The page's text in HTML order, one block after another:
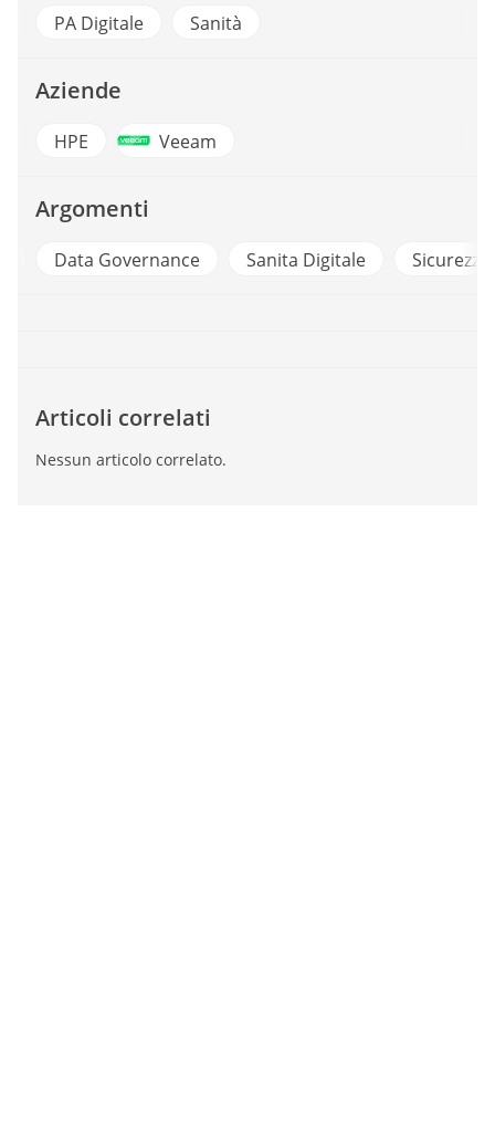
PA Digitale Sanità
Aziende
HPE Veeam
Argomenti
Data Governance Sanita Digitale Sicurezza
Articoli correlati
Nessun articolo correlato.